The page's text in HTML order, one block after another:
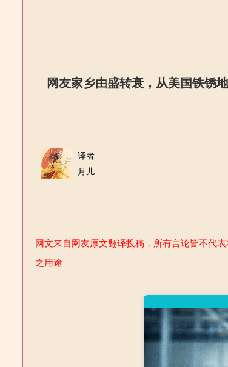
网友家乡由盛转衰，从美国铁锈
译者
月儿
网文来自网友原文翻译投稿，所有言论皆不代
之用途